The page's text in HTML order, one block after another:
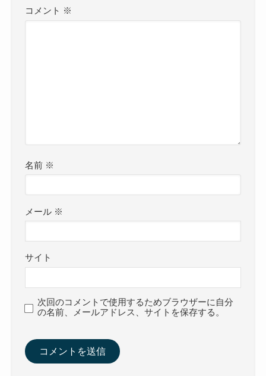
コメント ※
名前 ※
メール ※
サイト
次回のコメントで使用するためブラウザーに自分
の名前、メールアドレス、サイトを保存する。